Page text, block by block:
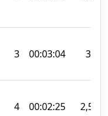
3 00:03:04 3,2%
4 00:02:25 2,53%